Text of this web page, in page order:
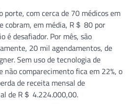
porte, com cerca de 70 médicos em
cobram, em média, R＄ 80 por
é desafiador. Por mês, são
20 mil agendamentos, de
Sem uso de tecnologia de
não comparecimento fica em 22%, o
de receita mensal de
de R＄ 4.224.000,00.